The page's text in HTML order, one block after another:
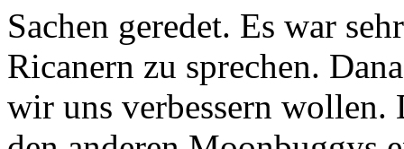
Sachen geredet. Es war
Ricanern zu sprechen.
wir uns verbessern wollen.